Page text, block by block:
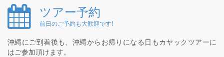
ツアー予約
前日のご予約も大歓迎です!
沖縄にご到着後も、沖縄からお帰りになる日もカヤックツアーに
はご参加頂けます。